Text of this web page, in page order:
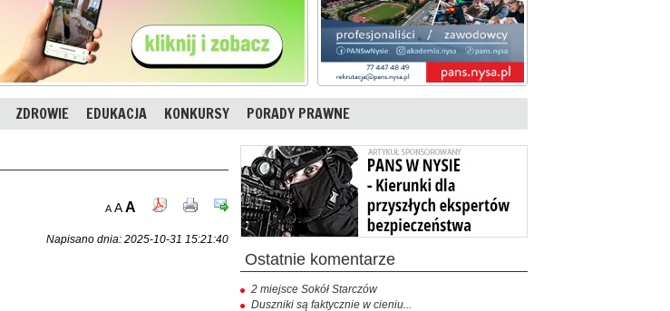
ZDROWIE EDUKACJA KONKURSY PORADY PRAWNE
A AA
Napisano dnia: 2025-10-31 15:21:40
ostatnie komentarze
2 miejsce Sokół Starczów
Duszniki są faktycznie w cieniu...